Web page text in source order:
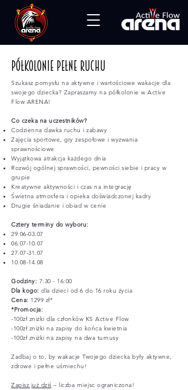
Półkolonie pełne ruchu
Szukasz pomysłu na aktywne i wartościowe wakacje dla
swojego dziecka? Zapraszamy na półkolonie w Active
Flow ARENA!
Co czeka na uczestników?
Codzienna dawka ruchu i zabawy
Zajęcia sportowe, gry zespołowe i wyzwania
sprawnościowe
Wyjątkowa atrakcja każdego dnia
Rozwój ogólnej sprawności, pewności siebie i pracy w
grupie
Kreatywne aktywności i czas na integrację
Świetna atmosfera i opieka doświadczonej kadry
Drugie śniadanie i obiad w cenie
Cztery terminy do wyboru:
29.06-03.07
06.07-10.07
27.07-31.07
10.08-14.08
Godziny: 7:30 - 16:00
Dla kogo: dla dzieci od 6 do 16 roku życia
Cena: 1299 zł*
*Promocja:
-100zł zniżki dla członków KS Active Flow
-100zł zniżki na zapisy do końca kwietnia
-100zł zniżki na zapisy na dwa turnusy
Zadbaj o to, by wakacje Twojego dziecka były aktywne,
zdrowe i pełne uśmiechu!
Zapisz już dziś – liczba miejsc ograniczona!